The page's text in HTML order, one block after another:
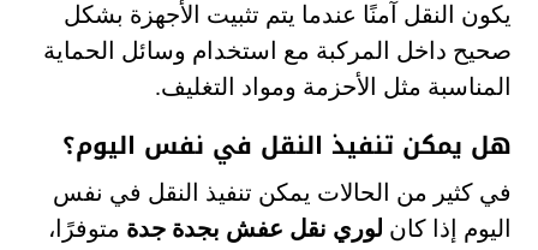
يكون النقل آمنًا عندما يتم تثبيت الأجهزة بشكل
صحيح داخل المركبة مع استخدام وسائل الحماية
المناسبة مثل الأحزمة ومواد التغليف.
هل يمكن تنفيذ النقل في نفس اليوم؟
في كثير من الحالات يمكن تنفيذ النقل في نفس
اليوم إذا كان لوري نقل عفش بجدة جدة متوفرًا،